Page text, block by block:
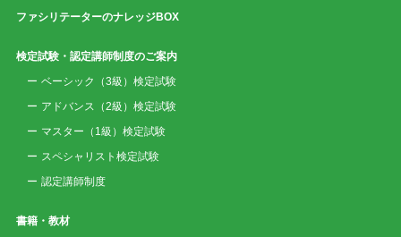
ファシリテーターのナレッジBOX
検定試験・認定講師制度のご案内
ベーシック（3級）検定試験
アドバンス（2級）検定試験
マスター（1級）検定試験
スペシャリスト検定試験
認定講師制度
書籍・教材